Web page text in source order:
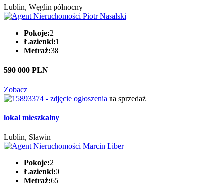
Lublin, Węglin północny
Pokoje:2
Łazienki:1
Metraż:38
590 000 PLN
Zobacz
na sprzedaż
lokal mieszkalny
Lublin, Sławin
Pokoje:2
Łazienki:0
Metraż:65